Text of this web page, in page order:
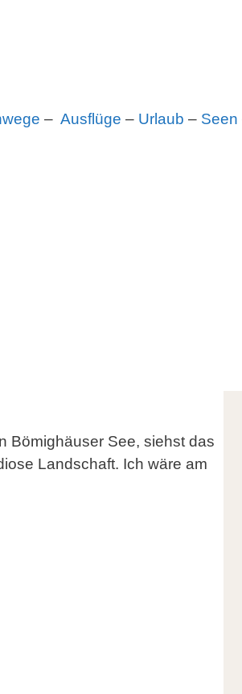
– Ausflüge – Urlaub – Seen
Bömighäuser See, siehst das
Landschaft. Ich wäre am